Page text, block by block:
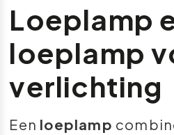
Loeplamp
loeplamp
verlichting
Een loeplamp